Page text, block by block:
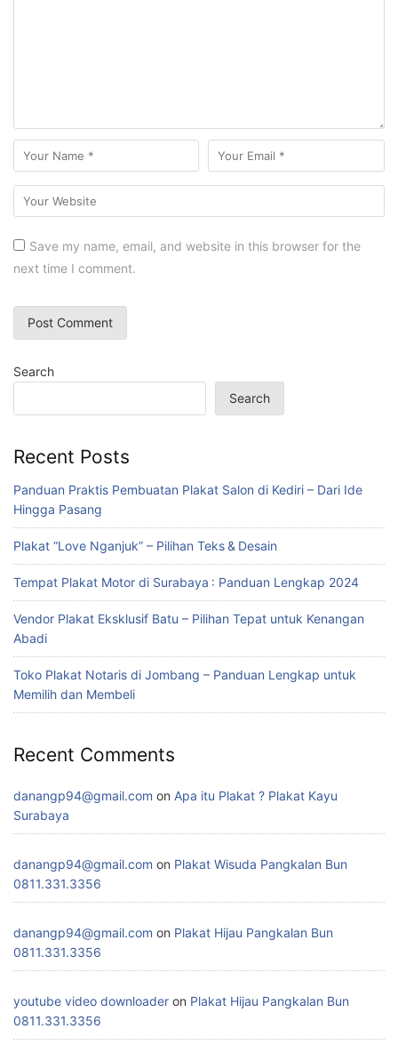
Save my name, email, and website in this browser for the
next time I comment.
Search
Search
Recent Posts
Panduan Praktis Pembuatan Plakat Salon di Kediri – Dari Ide
Hingga Pasang
Plakat “Love Nganjuk” – Pilihan Teks & Desain
Tempat Plakat Motor di Surabaya : Panduan Lengkap 2024
Vendor Plakat Eksklusif Batu – Pilihan Tepat untuk Kenangan
Abadi
Toko Plakat Notaris di Jombang – Panduan Lengkap untuk
Memilih dan Membeli
Recent Comments
danangp94@gmail.com on Apa itu Plakat ? Plakat Kayu
Surabaya
danangp94@gmail.com on Plakat Wisuda Pangkalan Bun
0811.331.3356
danangp94@gmail.com on Plakat Hijau Pangkalan Bun
0811.331.3356
youtube video downloader on Plakat Hijau Pangkalan Bun
0811.331.3356